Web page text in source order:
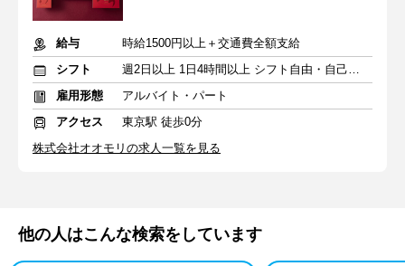
給与
時給1500円以上＋交通費全額支給
シフト
週2日以上 1日4時間以上 シフト自由・自己申告
雇用形態
アルバイト・パート
アクセス
東京駅 徒歩0分
株式会社オオモリの求人一覧を見る
他の人はこんな検索をしています